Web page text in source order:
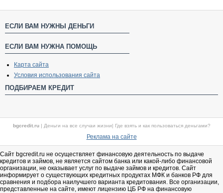
ЕСЛИ ВАМ НУЖНЫ ДЕНЬГИ
ЕСЛИ ВАМ НУЖНА ПОМОЩЬ
Карта сайта
Условия использования сайта
ПОДБИРАЕМ КРЕДИТ
bgcredit.ru | Деньги на все случаи жизни| Где взять и как пользоваться деньгами?
Реклама на сайте
Сайт bgcredit.ru не осуществляет финансовую деятельность по выдаче
кредитов и займов, не является сайтом банка или какой-либо финансовой
организации, не оказывает услуг по выдаче займов и кредитов. Сайт
информирует о существующих кредитных продуктах МФК и банков РФ для
сравнения и подбора наилучшего варианта кредитования. Все организации,
представленные на сайте, имеют лицензию ЦБ РФ на финансовую